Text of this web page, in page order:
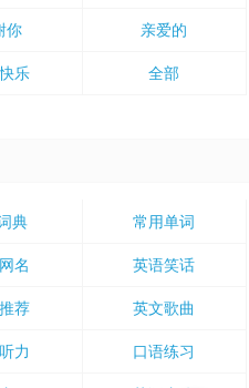
你 亲爱的
乐 全部
典 常用单词
名 英语笑话
荐 英文歌曲
力 口语练习